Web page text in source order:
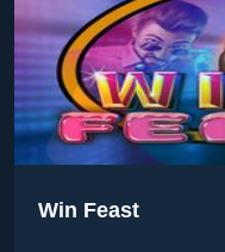
Win Feast